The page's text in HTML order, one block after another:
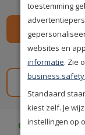
Gratis staal
Gratis
toestemming
websites en
informatie. Zie
Standaard
kiest zelf. Je
instellingen op